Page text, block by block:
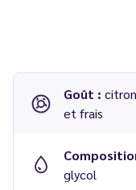
Goût :
et frais
glycol